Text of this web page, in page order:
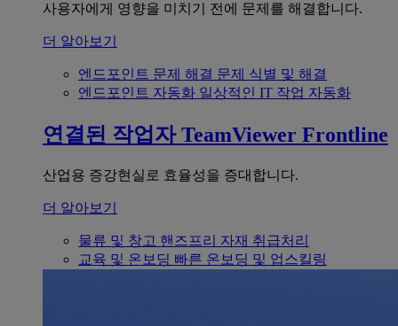
사용자에게 영향을 미치기 전에 문제를 해결합니다.
더 알아보기
엔드포인트 문제 해결 문제 식별 및 해결
엔드포인트 자동화 일상적인 IT 작업 자동화
연결된 작업자 TeamViewer Frontline
산업용 증강현실로 효율성을 증대합니다.
더 알아보기
물류 및 창고 핸즈프리 자재 취급처리
교육 및 온보딩 빠른 온보딩 및 업스킬링